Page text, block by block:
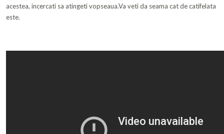
acestea, incercati sa atingeti vopseaua.Va veti da seama cat de catifelata
este.